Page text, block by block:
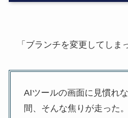
「ブランチを変更してしま
AIツールの画面に見慣れ
間、そんな焦りが走った